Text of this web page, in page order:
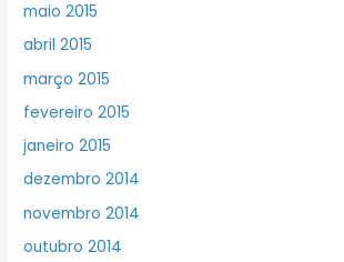
maio 2015
abril 2015
março 2015
fevereiro 2015
janeiro 2015
dezembro 2014
novembro 2014
outubro 2014